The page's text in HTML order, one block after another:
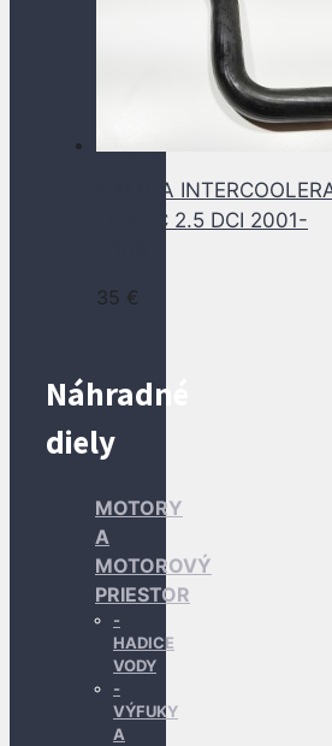
HADICA
TRAFIC 2.5 DCI 2001-
35 €
Náhradné
diely
MOTORY
A
MOTOROVÝ
PRIESTOR
HADICE
VODY
VÝFUKY
A